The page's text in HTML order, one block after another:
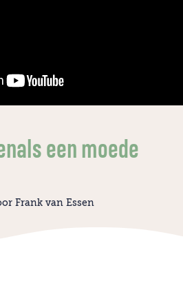
een moede
Frank van Essen